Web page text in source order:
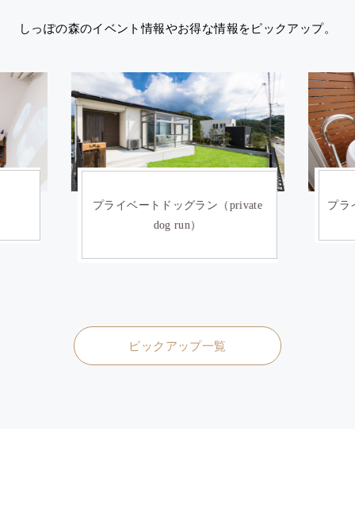
しっぽの森のイベント情報やお得な情報をピックアップ。
プライベートドッグラン（private
dog run）
プラ
ピックアップ一覧